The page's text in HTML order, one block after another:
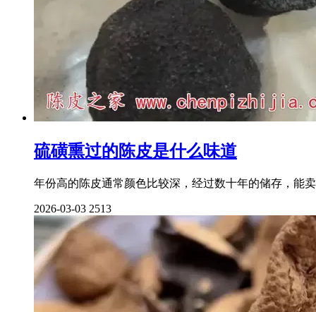
硫磺熏过的陈皮是什么味道
年份高的陈皮通常颜色比较深，经过数十年的储存，能
2026-03-03 2513